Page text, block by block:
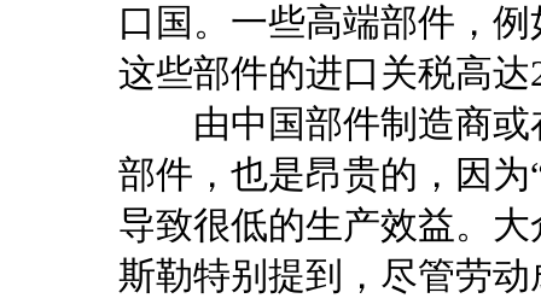
口国。一些高端部件，
这些部件的进口关税高
由中国部件制造商或
部件，也是昂贵的，因为
导致很低的生产效益。
斯勒特别提到，尽管劳